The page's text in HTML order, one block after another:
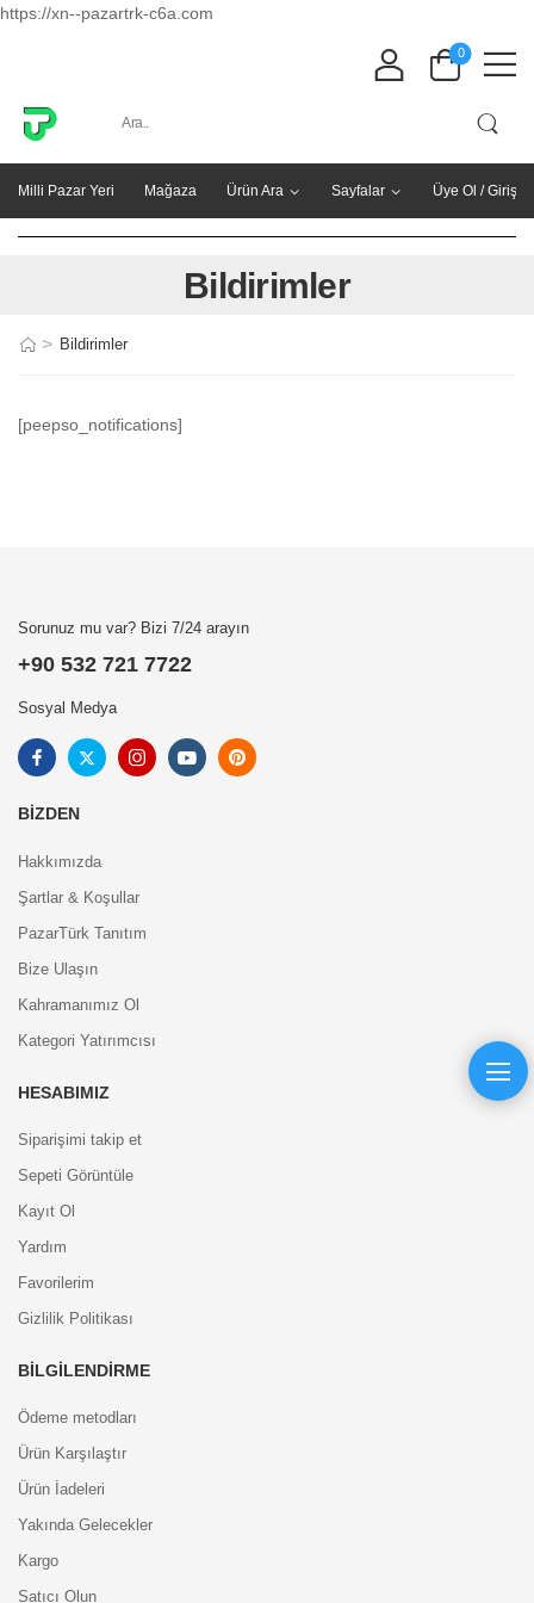
https://xn--pazartrk-c6a.com
0
Milli Pazar Yeri Mağaza Ürün Ara Sayfalar Üye Ol / Giriş
Bildirimler
> Bildirimler
[peepso_notifications]
Sorunuz mu var? Bizi 7/24 arayın
+90 532 721 7722
Sosyal Medya
BIZDEN
Hakkımızda
Şartlar & Koşullar
PazarTürk Tanıtım
Bize Ulaşın
Kahramanımız Ol
Kategori Yatırımcısı
HESABIMIZ
Siparişimi takip et
Sepeti Görüntüle
Kayıt Ol
Yardım
Favorilerim
Gizlilik Politikası
BILGILENDIRME
Ödeme metodları
Ürün Karşılaştır
Ürün İadeleri
Yakında Gelecekler
Kargo
Satıcı Olun